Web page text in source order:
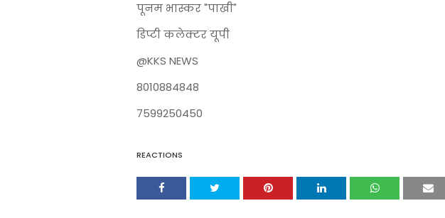
पूनम भास्कर "पाखी"
डिप्टी कलेक्टर यूपी
@KKS NEWS
8010884848
7599250450
REACTIONS